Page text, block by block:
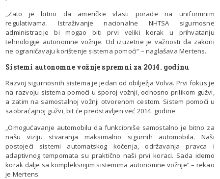
„Zato je bitno da američke vlasti porade na uniformnim
regulativama. Istraživanje nacionalne NHTSA sigurnosne
administracije bi mogao biti prvi veliki korak u prihvatanju
tehnologije autonomne vožnje. Od izuzetne je važnosti da zakoni
ne ograničavaju korištenje sistema pomoći“ – naglašava Mertens.
Sistemi autonomne vožnje spremni za 2014. godinu
Razvoj sigurnosnih sistema je jedan od obilježja Volva. Prvi fokus je
na razvoju sistema pomoći u sporoj vožnji, odnosno prilikom gužvi,
a zatim na samostalnoj vožnji otvorenom cestom. Sistem pomoći u
saobraćajnoj gužvi, bit će predstavljen već 2014. godine.
„Omogućavanje automobilu da funkcioniše samostalno je bitno za
našu viziju stvaranja maksimalno sigurnih automobila. Naši
postojeći sistemi automatskog kočenja, održavanja pravca i
adaptivnog tempomata su praktično naši prvi koraci. Sada idemo
korak dalje sa kompleksnijim sistemima autonomne vožnje“ – rekao
je Mertens.